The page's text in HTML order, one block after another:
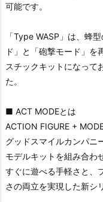
可能です。
「Type WASP」は、蜂
ド」と「砲撃モード」を
スチックキットになって
た。
■ ACT MODEとは
ACTION FIGURE +
グッドスマイルカンパニ
モデルキットを組み合わ
すぐに遊べる手軽さと、
さの両立を実現した新シ